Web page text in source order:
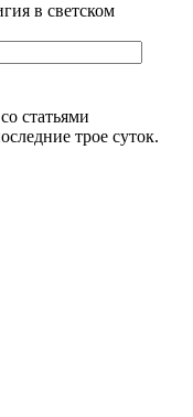
в светском
статьями
трое суток.